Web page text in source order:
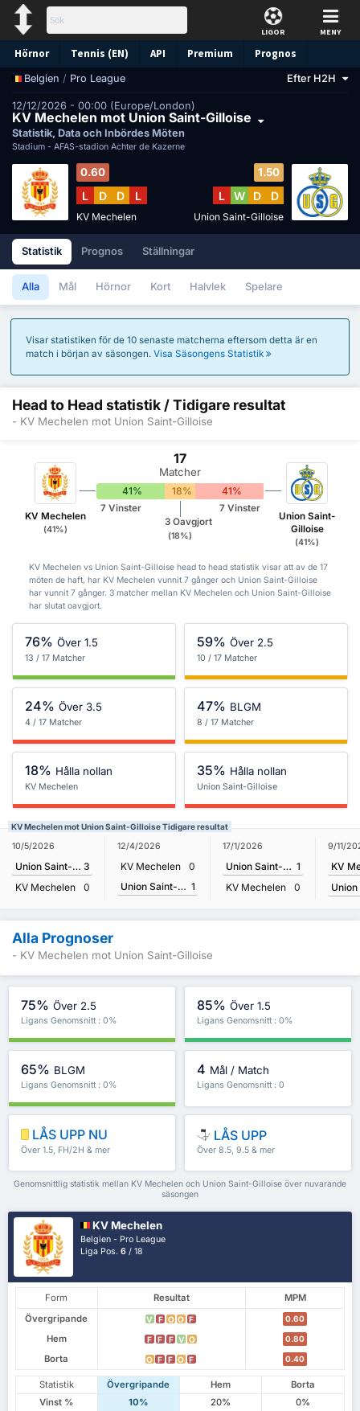
LIGOR MENY
Hörnor Tennis (EN) API Premium Prognos
Belgien / Pro League Efter H2H
12/12/2026 - 00:00 (Europe/London)
KV Mechelen mot Union Saint-Gilloise
Statistik, Data och Inbördes Möten
Stadium - AFAS-stadion Achter de Kazerne
0.60
L D D L
KV Mechelen
1.50
L W D D
Union Saint-Gilloise
Statistik Prognos Ställningar
Alla Mål Hörnor Kort Halvlek Spelare
Visar statistiken för de 10 senaste matcherna eftersom detta är en
match i början av säsongen. Visa Säsongens Statistik
Head to Head statistik / Tidigare resultat
- KV Mechelen mot Union Saint-Gilloise
KV Mechelen
(41%)
17
Matcher
41% 18% 41%
7 Vinster
3 Oavgjort
(18%)
7 Vinster
Union Saint-
Gilloise
(41%)
KV Mechelen vs Union Saint-Gilloise head to head statistik visar att av de 17
möten de haft, har KV Mechelen vunnit 7 gånger och Union Saint-Gilloise
har vunnit 7 gånger. 3 matcher mellan KV Mechelen och Union Saint-Gilloise
har slutat oavgjort.
76% Över 1.5
13 / 17 Matcher
59% Över 2.5
10 / 17 Matcher
24% Över 3.5
4 / 17 Matcher
47% BLGM
8 / 17 Matcher
18% Hålla nollan
KV Mechelen
35% Hålla nollan
Union Saint-Gilloise
KV Mechelen mot Union Saint-Gilloise Tidigare resultat
10/5/2026
Union Saint-Gilloise 3
KV Mechelen
0
12/4/2026
KV Mechelen
0
Union Saint-Gilloise 1
17/1/2026
Union Saint-Gilloise 1
KV Mechelen
0
9/11/
KV
Alla Prognoser
- KV Mechelen mot Union Saint-Gilloise
75% Över 2.5
Ligans Genomsnitt : 0%
85% Över 1.5
Ligans Genomsnitt : 0%
65% BLGM
Ligans Genomsnitt : 0%
4 Mål / Match
Ligans Genomsnitt : 0
LÅS UPP NU
Över 1.5, FH/2H & mer
LÅS UPP
Över 8.5, 9.5 & mer
Genomsnittlig statistik mellan KV Mechelen och Union Saint-Gilloise över nuvarande
säsongen
KV Mechelen
Belgien - Pro League
Liga Pos.6 / 18
Form Resultat
MPM
Övergripande
V F O O F 0.60
Hem F F F V O 0.80
Borta O F F O F 0.40
Statistik Övergripande Hem
Borta
Vinst %
10% 20%
0%